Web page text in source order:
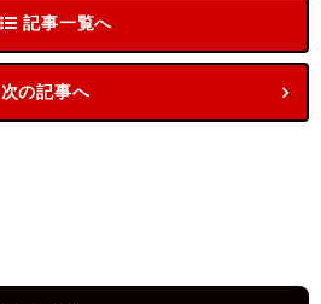
記事一覧へ
次の記事へ